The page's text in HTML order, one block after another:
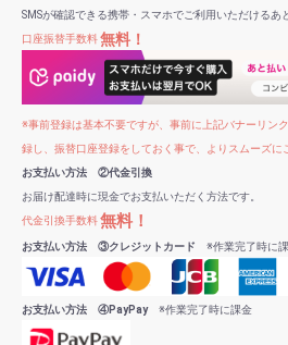
SMSが確認できる携帯・スマホでご利用いただけるあ
口座振替手数料無料！
※事前登録は基本不要ですが、事前に上記バナーリン
録し、振替口座登録をしておく事で、よりスムーズに
お支払い方法 ②代金引換
お届け配達時に現金でお支払いただく方法です。
代金引換手数料無料！
お支払い方法 ③クレジットカード ※作業完了時に
お支払い方法 ④PayPay※作業完了時に課金